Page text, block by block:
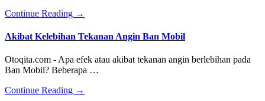
Continue Reading about
Sistem
atau
Cara
Kerja
Konvensional
→
Akibat Kelebihan Tekanan Angin Ban Mobil
Otoqita.com - Apa efek atau akibat tekanan angin berlebihan pada
Ban Mobil? Beberapa …
Continue Reading about
→